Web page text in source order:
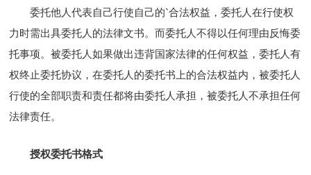
委托他人代表自己行使自己的`合法权益，委托人在行使权
力时需出具委托人的法律文书。而委托人不得以任何理由反悔委
托事项。被委托人如果做出违背国家法律的任何权益，委托人有
权终止委托协议，在委托人的委托书上的合法权益内，被委托人
行使的全部职责和责任都将由委托人承担，被委托人不承担任何
法律责任。
授权委托书格式